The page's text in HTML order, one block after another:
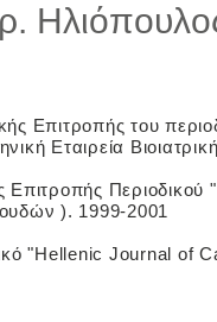
Επιτροπής του
Εταιρεία
Περιοδικού
). 1999-2001
"Hellenic Journal of